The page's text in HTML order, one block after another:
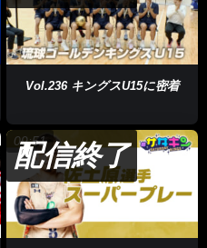
Vol.236 キングスU15に密着
09:51
配信終了